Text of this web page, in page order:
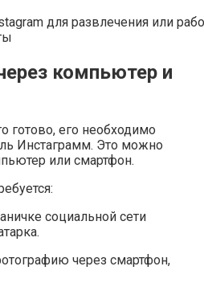
для развлечения или
компьютер и
готово, его необходимо
Инстаграмм. Это можно
или смартфон.
социальной сети
через смартфон,